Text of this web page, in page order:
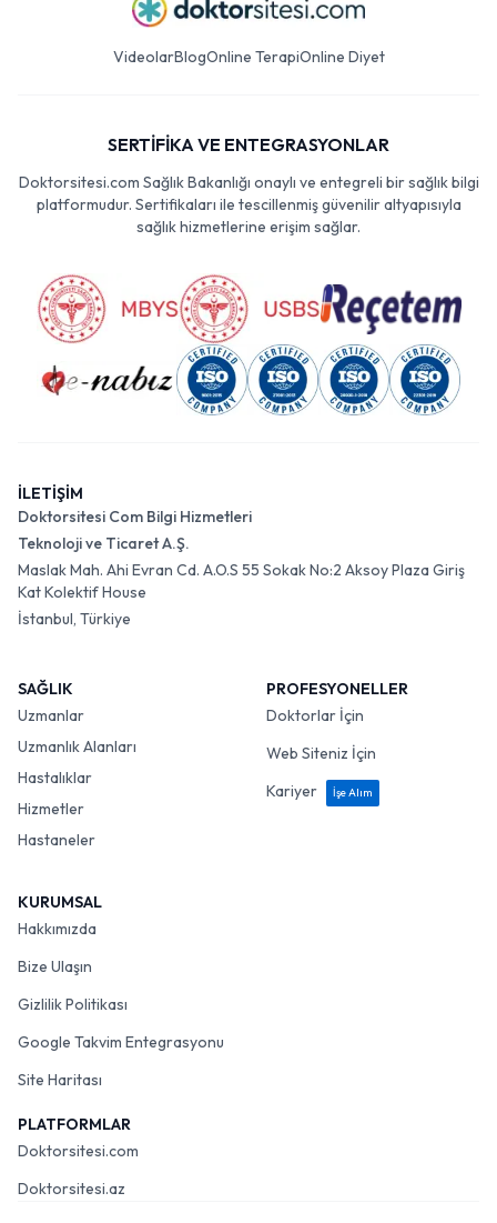
VideolarBlogOnline TerapiOnline Diyet
SERTİFİKA VE ENTEGRASYONLAR
Doktorsitesi.com Sağlık Bakanlığı onaylı ve entegreli bir sağlık bilgi
platformudur. Sertifikaları ile tescillenmiş güvenilir altyapısıyla
sağlık hizmetlerine erişim sağlar.
İLETİŞİM
Doktorsitesi Com Bilgi Hizmetleri
Teknoloji ve Ticaret A.Ş.
Maslak Mah. Ahi Evran Cd. A.O.S 55 Sokak No:2 Aksoy Plaza Giriş
Kat Kolektif House
İstanbul, Türkiye
SAĞLIK
Uzmanlar
Uzmanlık Alanları
Hastalıklar
Hizmetler
Hastaneler
PROFESYONELLER
Doktorlar İçin
Web Siteniz İçin
Kariyer
İşe Alım
KURUMSAL
Hakkımızda
Bize Ulaşın
Gizlilik Politikası
Google Takvim Entegrasyonu
Site Haritası
PLATFORMLAR
Doktorsitesi.com
Doktorsitesi.az